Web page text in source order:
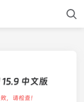
中文版
，请检查！